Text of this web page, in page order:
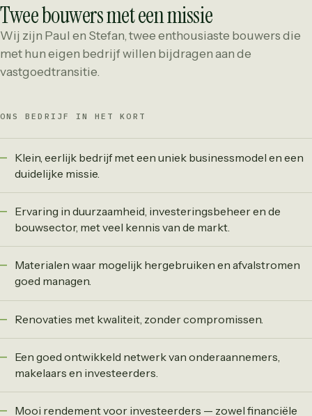
Twee bouwers met een missie
Wij zijn Paul en Stefan, twee enthousiaste bouwers die
met hun eigen bedrijf willen bijdragen aan de
vastgoedtransitie.
ONS BEDRIJF IN HET KORT
Klein, eerlijk bedrijf met een uniek businessmodel en een
duidelijke missie.
Ervaring in duurzaamheid, investeringsbeheer en de
bouwsector, met veel kennis van de markt.
Materialen waar mogelijk hergebruiken en afvalstromen
goed managen.
Renovaties met kwaliteit, zonder compromissen.
Een goed ontwikkeld netwerk van onderaannemers,
makelaars en investeerders.
Mooi rendement voor investeerders — zowel financiële